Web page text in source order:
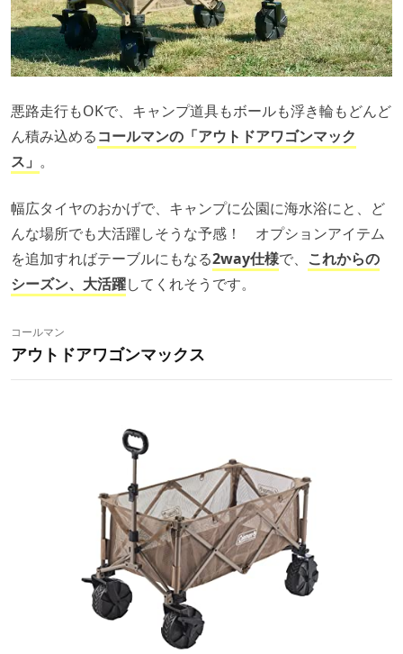
悪路走行もOKで、キャンプ道具もボールも浮き輪もどんど
ん積み込めるコールマンの「アウトドアワゴンマック
ス」 。
幅広タイヤのおかげで、キャンプに公園に海水浴にと、ど
んな場所でも大活躍しそうな予感！ オプションアイテム
を追加すればテーブルにもなる2way仕様で、 これからの
シーズン、大活躍してくれそうです。
コールマン
アウトドアワゴンマックス